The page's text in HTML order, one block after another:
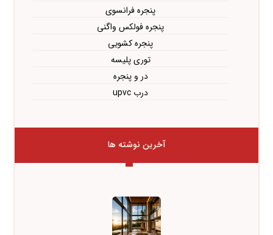
پنجره فرانسوی
پنجره فولکس واگنی
پنجره کشویی
توری پلیسه
در و پنجره
درب upvc
آخرین نوشته ها